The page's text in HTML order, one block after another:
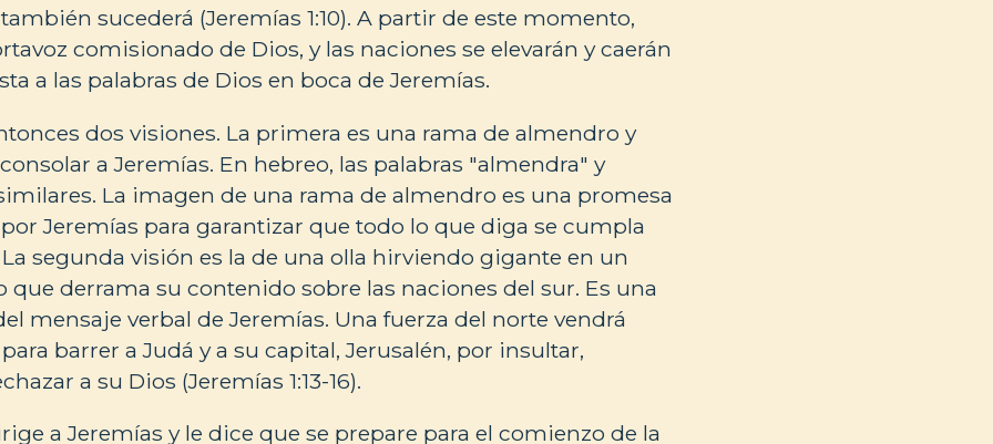
sucederá (Jeremías 1:10). A partir de este momento,
comisionado de Dios, y las naciones se elevarán y caerán
a las palabras de Dios en boca de Jeremías.
dos visiones. La primera es una rama de almendro y
a Jeremías. En hebreo, las palabras "almendra" y
La imagen de una rama de almendro es una promesa
Jeremías para garantizar que todo lo que diga se cumpla
La segunda visión es la de una olla hirviendo gigante en un
derrama su contenido sobre las naciones del sur. Es una
mensaje verbal de Jeremías. Una fuerza del norte vendrá
barrer a Judá y a su capital, Jerusalén, por insultar,
a su Dios (Jeremías 1:13-16).
a Jeremías y le dice que se prepare para el comienzo de la